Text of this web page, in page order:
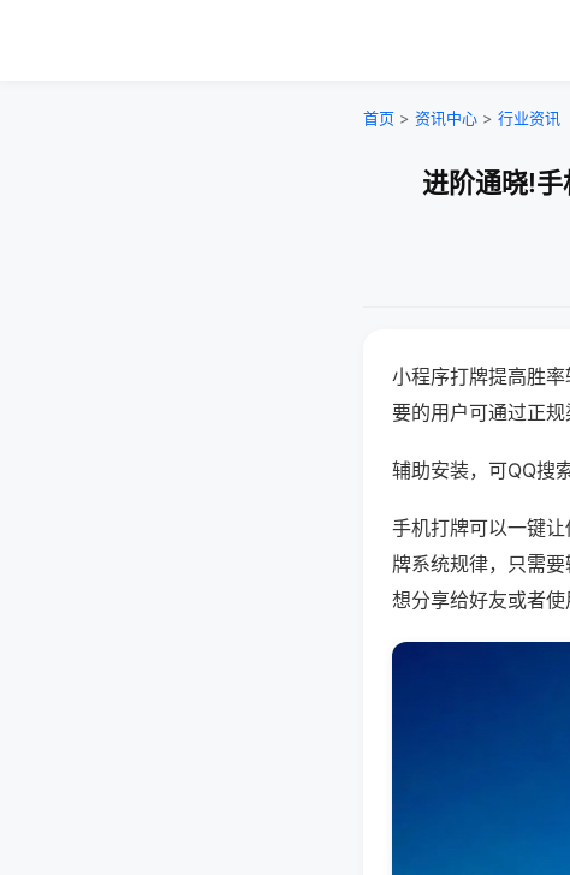
首页 > 资讯中心 > 行业资讯
进阶通晓!
小程序打牌提高胜
要的用户可通过正规
辅助安装，可QQ搜
手机打牌可以一键
牌系统规律，只需
想分享给好友或者使